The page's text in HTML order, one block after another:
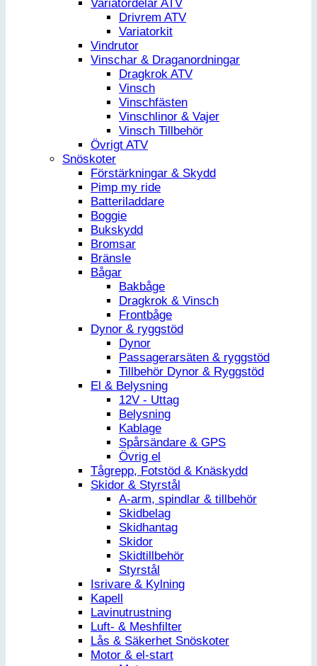
Variatordelar ATV
Drivrem ATV
Variatorkit
Vindrutor
Vinschar & Draganordningar
Dragkrok ATV
Vinsch
Vinschfästen
Vinschlinor & Vajer
Vinsch Tillbehör
Övrigt ATV
Snöskoter
Förstärkningar & Skydd
Pimp my ride
Batteriladdare
Boggie
Bukskydd
Bromsar
Bränsle
Bågar
Bakbåge
Dragkrok & Vinsch
Frontbåge
Dynor & ryggstöd
Dynor
Passagerarsäten & ryggstöd
Tillbehör Dynor & Ryggstöd
El & Belysning
12V - Uttag
Belysning
Kablage
Spårsändare & GPS
Övrig el
Tågrepp, Fotstöd & Knäskydd
Skidor & Styrstål
A-arm, spindlar & tillbehör
Skidbelag
Skidhantag
Skidor
Skidtillbehör
Styrstål
Isrivare & Kylning
Kapell
Lavinutrustning
Luft- & Meshfilter
Lås & Säkerhet Snöskoter
Motor & el-start